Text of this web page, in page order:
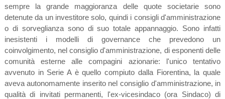
sempre la grande maggioranza delle quote societarie sono
detenute da un investitore solo, quindi i consigli d'amministrazione
o di sorveglianza sono di suo totale appannaggio. Sono infatti
inesistenti i modelli di governance che prevedono un
coinvolgimento, nel consiglio d'amministrazione, di esponenti delle
comunità esterne alle compagini azionarie: l'unico tentativo
avvenuto in Serie A è quello compiuto dalla Fiorentina, la quale
aveva autonomamente inserito nel consiglio d'amministrazione, in
qualità di invitati permanenti, l'ex-vicesindaco (ora Sindaco) di